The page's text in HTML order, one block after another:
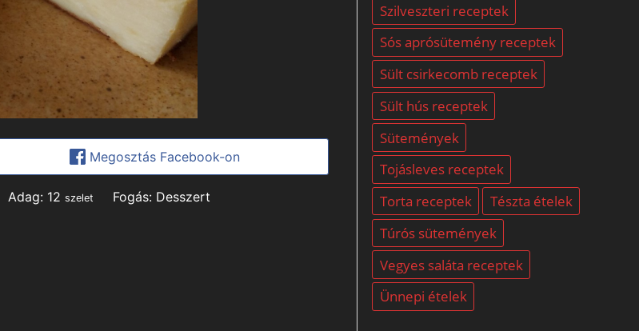
Megosztás Facebook-on
Adag: 12 szelet Fogás: Desszert
Szilveszteri receptek
Sós aprósütemény receptek
Sült csirkecomb receptek
Sült hús receptek
Sütemények
Tojásleves receptek
Torta receptek
Tészta ételek
Túrós sütemények
Vegyes saláta receptek
Ünnepi ételek